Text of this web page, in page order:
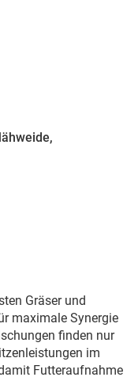
Gräser und
maximale Synergie
finden nur
im
Futteraufnahme